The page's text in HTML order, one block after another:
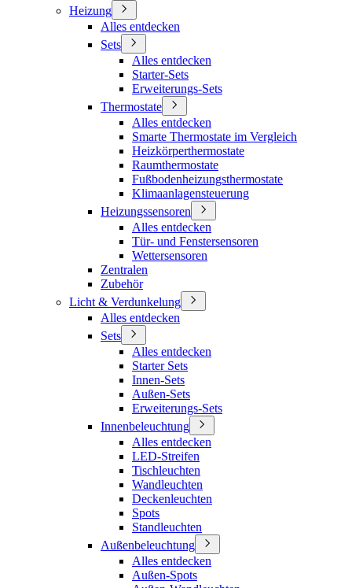
Heizung
Alles entdecken
Sets
Alles entdecken
Starter-Sets
Erweiterungs-Sets
Thermostate
Alles entdecken
Smarte Thermostate im Vergleich
Heizkörperthermostate
Raumthermostate
Fußbodenheizungsthermostate
Klimaanlagensteuerung
Heizungssensoren
Alles entdecken
Tür- und Fenstersensoren
Wettersensoren
Zentralen
Zubehör
Licht & Verdunkelung
Alles entdecken
Sets
Alles entdecken
Starter Sets
Innen-Sets
Außen-Sets
Erweiterungs-Sets
Innenbeleuchtung
Alles entdecken
LED-Streifen
Tischleuchten
Wandleuchten
Deckenleuchten
Spots
Standleuchten
Außenbeleuchtung
Alles entdecken
Außen-Spots